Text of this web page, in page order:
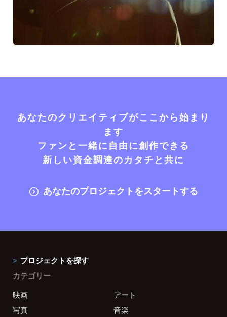
あなたのクリエイティブがここから始まり
ます
ファンと一緒に自由に創作できる
新しい資金調達のカタチと共に
あなたのプロジェクトをスタートする
プロジェクトを探す
カテゴリー
映画
アート
写真
音楽